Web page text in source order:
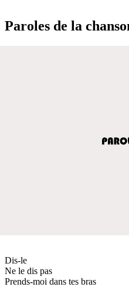
Paroles de la
Dis-le
Ne le dis pas
Prends-moi dans tes bras